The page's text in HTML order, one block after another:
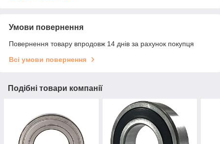
Умови повернення
Повернення товару впродовж 14 днів за рахунок покупця
Всі умови повернення
Подібні товари компанії